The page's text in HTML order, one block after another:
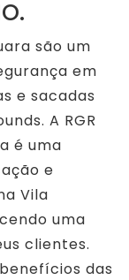
são um
em
e sacadas
A RGR
é uma
e
Vila
uma
clientes.
das